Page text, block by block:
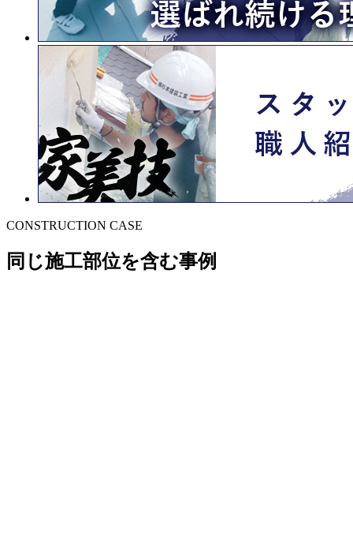
CONSTRUCTION CASE
同じ施工部位を含む事例